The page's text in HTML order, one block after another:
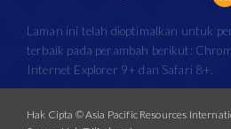
Laman ini telah dioptimalkan untuk
terbaik pada perambah berikut:
Internet Explorer 9+ dan Safari 8+.
Hak Cipta © Asia Pacific Resources